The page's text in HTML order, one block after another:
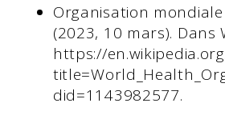
Organisation
(2023, 10 mars). Dans
https://
did=1143982577.